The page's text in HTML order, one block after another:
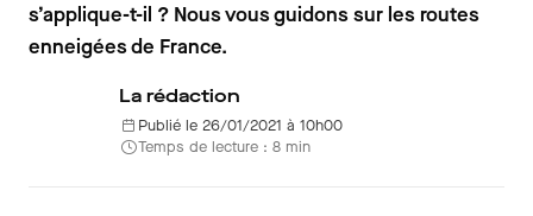
s’applique-t-il ? Nous vous guidons sur les routes
enneigées de France.
La rédaction
Publié le 26/01/2021 à 10h00
Temps de lecture : 8 min